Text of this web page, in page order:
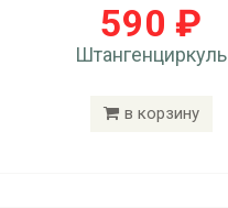
590 ₽
Штангенциркуль
в корзину